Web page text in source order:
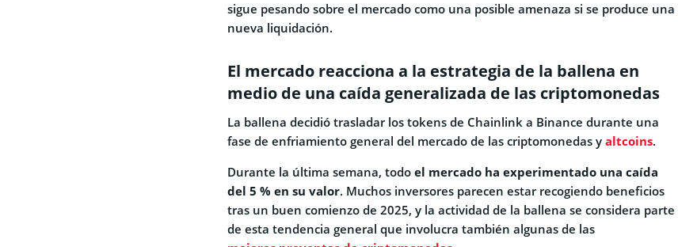
sigue pesando sobre el mercado como una posible amenaza si se produce una
nueva liquidación.
El mercado reacciona a la estrategia de la ballena en
medio de una caída generalizada de las criptomonedas
La ballena decidió trasladar los tokens de Chainlink a Binance durante una
fase de enfriamiento general del mercado de las criptomonedas y altcoins.
Durante la última semana, todo el mercado ha experimentado una caída
del 5 % en su valor. Muchos inversores parecen estar recogiendo beneficios
tras un buen comienzo de 2025, y la actividad de la ballena se considera parte
de esta tendencia general que involucra también algunas de las